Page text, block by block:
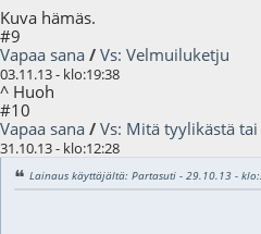
Kuva hämäs.
#9
Vapaa sana / Vs: Velmuiluketju
03.11.13 - klo:19:38
^ Huoh
#10
Vapaa sana / Vs: Mitä tyylikästä
31.10.13 - klo:12:28
Lainaus käyttäjältä: Partasuti - 29.10.13 -